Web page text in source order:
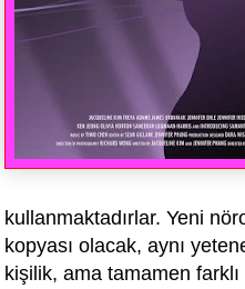
kullanmaktadırlar. Yeni
kopyası olacak, aynı
kişilik, ama tamamen